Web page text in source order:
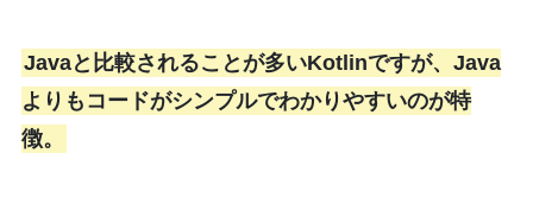
Javaと比較されることが多いKotlinですが、Java
よりもコードがシンプルでわかりやすいのが特
徴。